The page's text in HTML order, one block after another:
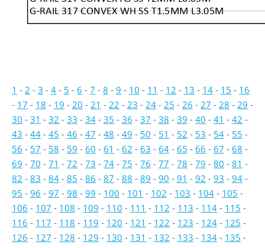
G-RAIL 317 CONVEX WH SS T1.5MM L3.05M
1 - 2 - 3 - 4 - 5 - 6 - 7 - 8 - 9 - 10 - 11 - 12 - 13 - 14 - 15 - 16
- 17 - 18 - 19 - 20 - 21 - 22 - 23 - 24 - 25 - 26 - 27 - 28 - 29 -
30 - 31 - 32 - 33 - 34 - 35 - 36 - 37 - 38 - 39 - 40 - 41 - 42 -
43 - 44 - 45 - 46 - 47 - 48 - 49 - 50 - 51 - 52 - 53 - 54 - 55 -
56 - 57 - 58 - 59 - 60 - 61 - 62 - 63 - 64 - 65 - 66 - 67 - 68 -
69 - 70 - 71 - 72 - 73 - 74 - 75 - 76 - 77 - 78 - 79 - 80 - 81 -
82 - 83 - 84 - 85 - 86 - 87 - 88 - 89 - 90 - 91 - 92 - 93 - 94 -
95 - 96 - 97 - 98 - 99 - 100 - 101 - 102 - 103 - 104 - 105 -
106 - 107 - 108 - 109 - 110 - 111 - 112 - 113 - 114 - 115 -
116 - 117 - 118 - 119 - 120 - 121 - 122 - 123 - 124 - 125 -
126 - 127 - 128 - 129 - 130 - 131 - 132 - 133 - 134 - 135 -